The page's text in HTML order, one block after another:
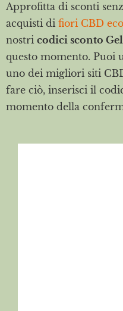
Approfitta di sconti
acquisti di fiori CBD
nostri codici sconto
questo momento. Puoi
uno dei migliori siti
fare ciò, inserisci il
momento della